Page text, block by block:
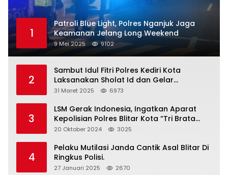
1
Patroli Blue Light, Polres Nganjuk Jaga
Keamanan Jelang Long Weekend
9 Mei 2025 9102
2
Sambut Idul Fitri Polres Kediri Kota
Laksanakan Sholat Id dan Gelar
Halalbihalal
31 Maret 2025 6973
3
LSM Gerak Indonesia, Ingatkan Aparat
Kepolisian Polres Blitar Kota “Tri Brata
Polri” Harus Diamalkan
20 Oktober 2024 3025
4
Pelaku Mutilasi Janda Cantik Asal Blitar Di
Ringkus Polisi.
27 Januari 2025 2670